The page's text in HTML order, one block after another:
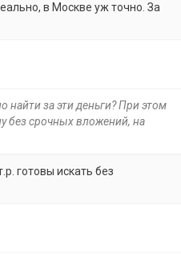
в Москве уж точно. За
за эти деньги? При этом
без срочных вложений, на
готовы искать без